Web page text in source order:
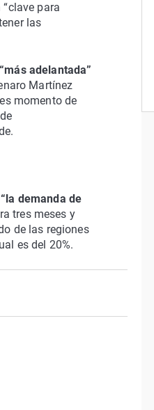
para
las
adelantada”
Martínez
momento de
“la demanda de
tres meses y
de las regiones
es del 20%.